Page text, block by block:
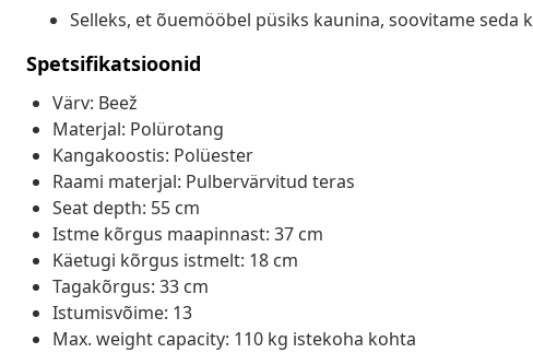
Selleks, et õuemööbel püsiks kaunina, soovitame seda
Spetsifikatsioonid
Värv: Beež
Materjal: Polürotang
Kangakoostis: Polüester
Raami materjal: Pulbervärvitud teras
Seat depth: 55 cm
Istme kõrgus maapinnast: 37 cm
Käetugi kõrgus istmelt: 18 cm
Tagakõrgus: 33 cm
Istumisvõime: 13
Max. weight capacity: 110 kg istekoha kohta